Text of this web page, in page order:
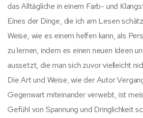
das Alltägliche in einem Farb- und
Eines der Dinge, die ich am Lesen
Weise, wie es einem helfen kann, als
zu lernen, indem es einen neuen Ideen
aussetzt, die man sich zuvor vielleicht
Die Art und Weise, wie der Autor
Gegenwart miteinander verwebt, ist
Gefühl von Spannung und Dringlichkeit